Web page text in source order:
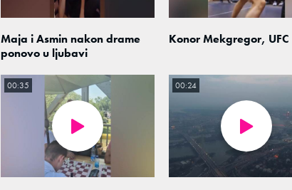
Maja i Asmin nakon drame
ponovo u ljubavi
Konor Mekgregor, UFC
00:35 00:24